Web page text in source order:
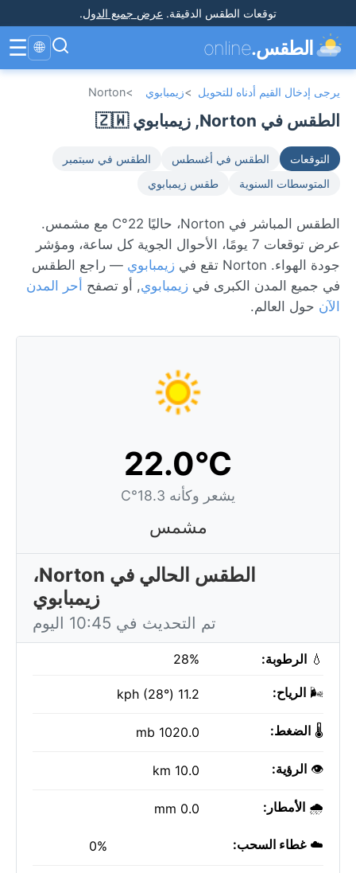
توقعات الطقس الدقيقة. عرض جميع الدول.
الطقس.online
🌐
☰
يرجى إدخال القيم أدناه للتحويل >زيمبابوي >
Norton
الطقس في Norton, زيمبابوي 🇿🇼
التوقعات الطقس في أغسطس
الطقس في سبتمبر
المتوسطات السنوية
طقس زيمبابوي
الطقس المباشر في Norton، حاليًا 22°C مع مشمس.
عرض توقعات 7 يومًا، الأحوال الجوية كل ساعة، ومؤشر
جودة الهواء. Norton تقع في
زيمبابوي — راجع الطقس
في جميع المدن الكبرى في زيمبابوي, أو تصفح أحر المدن
الآن حول العالم.
22.0°C
يشعر وكأنه 18.3°C
مشمس
الطقس الحالي في Norton،
زيمبابوي
تم التحديث في 10:45 اليوم
💧 الرطوبة: 28%
🌬️ الرياح: 11.2 kph (28°)
🌡️ الضغط: 1020.0 mb
👁️ الرؤية: 10.0 km
🌧️ الأمطار: 0.0 mm
☁️غطاء السحب: 0%